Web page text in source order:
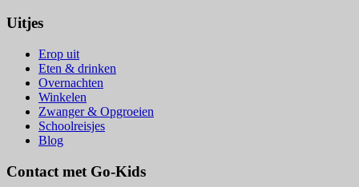
Uitjes
Erop uit
Eten & drinken
Overnachten
Winkelen
Zwanger & Opgroeien
Schoolreisjes
Blog
Contact met Go-Kids